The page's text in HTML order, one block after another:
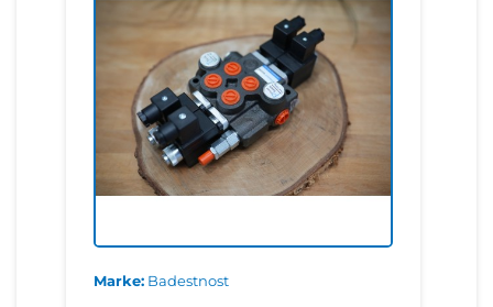
Marke Badestnost